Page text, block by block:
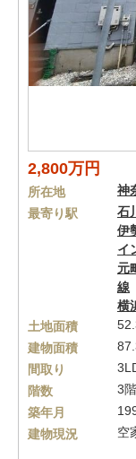
2,800万円
所在地 神
最寄り駅
石
伊
イ
元
線
横
土地面積
建物面積
間取り
階数
3
築年月
建物現況
空